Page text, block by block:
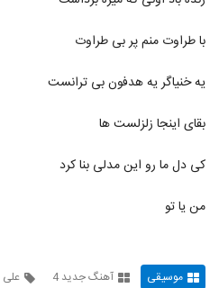
6301
دانلود آهنگ
Siyah)
با طراوت منم پر بی طراوت
یه خنیاگر یه هدفون بی ترانست
بقای اینجا زلزلست ها
کی دل ما رو این مدلی بنا کرد
من یا تو
موسیقی آهنگ جدید 4 علی